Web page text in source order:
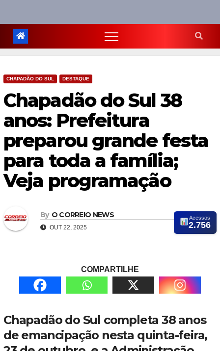
CHAPADÃO DO SUL DESTAQUE
Chapadão do Sul 38
anos: Prefeitura
preparou grande festa
para toda a família;
Veja programação
By O CORREIO NEWS
OUT 22, 2025
Acessos
2.756
COMPARTILHE
Chapadão do Sul completa 38 anos
de emancipação nesta quinta-feira,